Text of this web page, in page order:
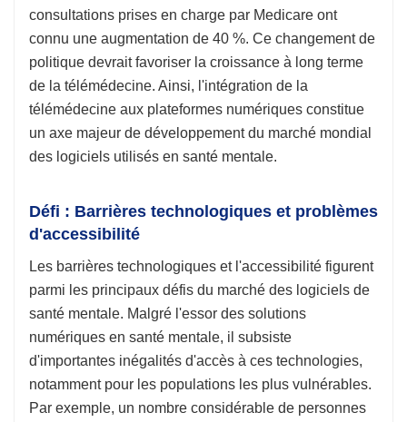
consultations prises en charge par Medicare ont
connu une augmentation de 40 %. Ce changement de
politique devrait favoriser la croissance à long terme
de la télémédecine. Ainsi, l'intégration de la
télémédecine aux plateformes numériques constitue
un axe majeur de développement du marché mondial
des logiciels utilisés en santé mentale.
Défi : Barrières technologiques et problèmes
d'accessibilité
Les barrières technologiques et l'accessibilité figurent
parmi les principaux défis du marché des logiciels de
santé mentale. Malgré l'essor des solutions
numériques en santé mentale, il subsiste
d'importantes inégalités d'accès à ces technologies,
notamment pour les populations les plus vulnérables.
Par exemple, un nombre considérable de personnes